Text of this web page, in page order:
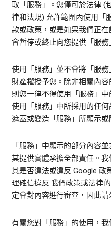
取「服務」。您僅可於法律 (
律和法規) 允許範圍內使用「
款或政策，或是如果我們正
會暫停或終止向您提供「服務
使用「服務」並不會將「服
財產權授予您。除非相關內
則您一律不得使用「服務」
使用「服務」中所採用的任何
遮蓋或變造「服務」所顯示或
「服務」中顯示的部分內容
其提供實體承擔全部責任。
其是否違法或違反 Google 政
理確信違反 我們政策或法律
定會對內容進行審查，因此請
有關您對「服務」的使用，